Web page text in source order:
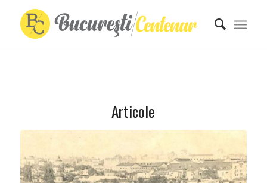
Articole